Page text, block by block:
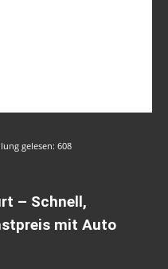
gelesen: 608
– Schnell,
mit Auto